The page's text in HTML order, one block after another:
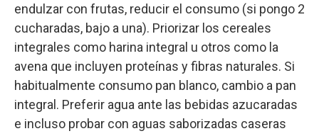
endulzar con frutas, reducir el consumo (si pongo 2
cucharadas, bajo a una). Priorizar los cereales
integrales como harina integral u otros como la
avena que incluyen proteínas y fibras naturales. Si
habitualmente consumo pan blanco, cambio a pan
integral. Preferir agua ante las bebidas azucaradas
e incluso probar con aguas saborizadas caseras